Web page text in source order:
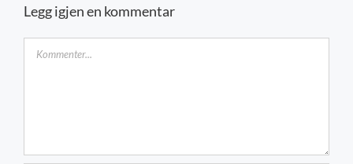
Legg igjen en kommentar